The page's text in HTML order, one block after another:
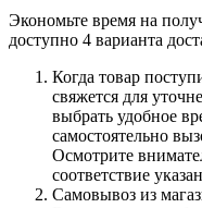
Экономьте время на
доступно 4 варианта
Когда товар
свяжется для
выбрать удобное
самостоятельно
Осмотрите
соответствие
Самовывоз из